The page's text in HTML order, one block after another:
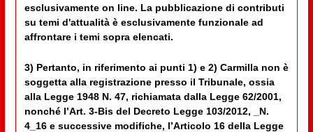
esclusivamente on line. La pubblicazione di contributi
su temi d'attualità è esclusivamente funzionale ad
affrontare i temi sopra elencati.
3) Pertanto, in riferimento ai punti 1) e 2) Carmilla non è
soggetta alla registrazione presso il Tribunale, ossia
alla Legge 1948 N. 47, richiamata dalla Legge 62/2001,
nonché l’Art. 3-Bis del Decreto Legge 103/2012, _N.
4_16 e successive modifiche, l’Articolo 16 della Legge